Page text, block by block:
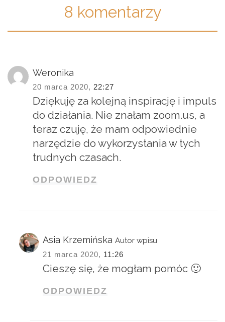
8 komentarzy
Weronika
20 marca 2020, 22:27
Dziękuję za kolejną inspirację i impuls
do działania. Nie znałam zoom.us, a
teraz czuję, że mam odpowiednie
narzędzie do wykorzystania w tych
trudnych czasach.
ODPOWIEDZ
Asia KrzemińskaAutor wpisu
21 marca 2020, 11:26
Cieszę się, że mogłam pomóc 🙂
ODPOWIEDZ